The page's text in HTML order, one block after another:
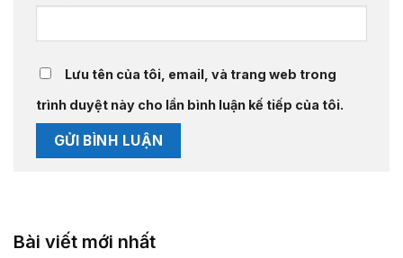
Lưu tên của tôi, email, và trang web trong
trình duyệt này cho lần bình luận kế tiếp của tôi.
Bài viết mới nhất